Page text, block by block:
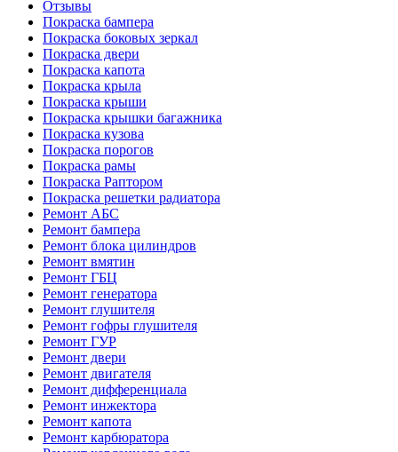
Отзывы
Покраска бампера
Покраска боковых зеркал
Покраска двери
Покраска капота
Покраска крыла
Покраска крыши
Покраска крышки багажника
Покраска кузова
Покраска порогов
Покраска рамы
Покраска Раптором
Покраска решетки радиатора
Ремонт АБС
Ремонт бампера
Ремонт блока цилиндров
Ремонт вмятин
Ремонт ГБЦ
Ремонт генератора
Ремонт глушителя
Ремонт гофры глушителя
Ремонт ГУР
Ремонт двери
Ремонт двигателя
Ремонт дифференциала
Ремонт инжектора
Ремонт капота
Ремонт карбюратора